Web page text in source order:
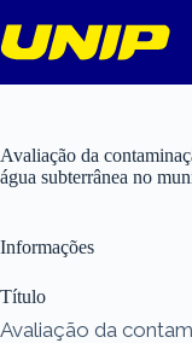
para
o
Avaliação da
água subterrânea no
Informações
Título
Avaliação da